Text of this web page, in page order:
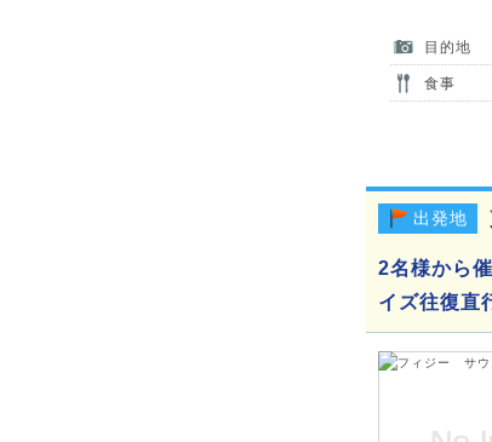
目的地
食事
出発地
2名様から
イズ往復直